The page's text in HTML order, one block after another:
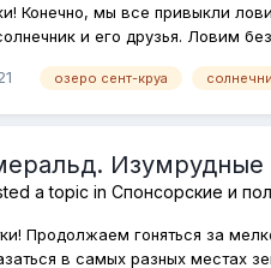
Конечно, мы все привыкли
и его друзья. Ловим
озеро сент-круа
Изумрудные
a topic in Спонсорские и
Продолжаем гоняться за
в самых разных местах